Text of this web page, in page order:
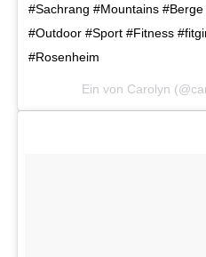
#Sachrang #Mountains
#Outdoor #Sport #Fitness
#Rosenheim
Ein von Carolyn